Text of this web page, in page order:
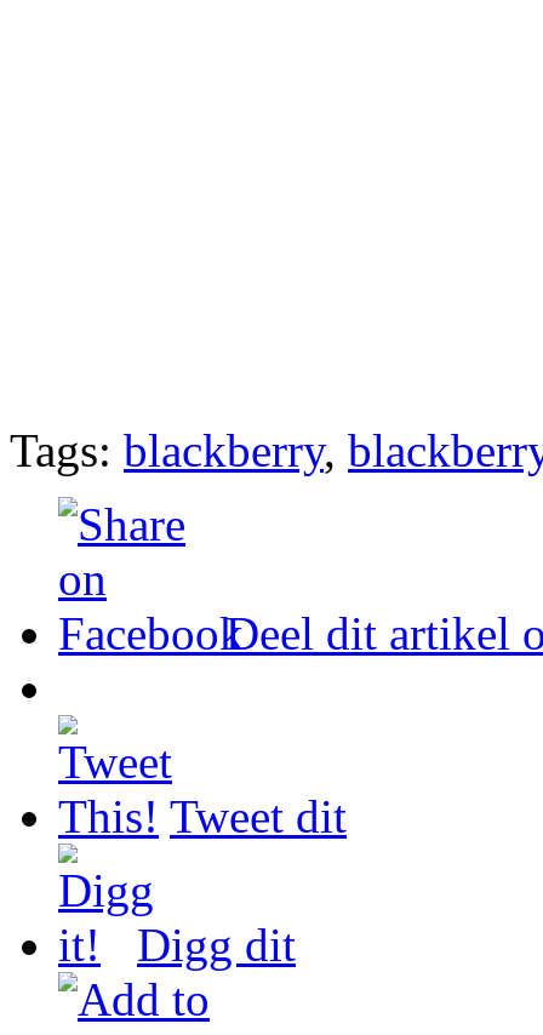
Tags: blackberry,
Deel dit artikel
Tweet dit
Digg dit